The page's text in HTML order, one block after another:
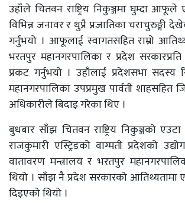
उहाँले चितवन राष्ट्रिय निकुञ्जमा घुम्दा आफूले
विभिन्न जनावर र थुप्रै प्रजातिका चराचुरुङ्गी
गर्नुभयो । आफूलाई स्वागतसहित राम्रो
भरतपुर महानगरपालिका र प्रदेश
प्रकट गर्नुभयो । उहाँलाई प्रदेशसभा सदस्य
महानगरपालिका उपप्रमुख पार्वती शाहसहित
अधिकारीले बिदाइ गरेका थिए ।
बुधबार साँझ चितवन राष्ट्रिय निकुञ्जको एउटा
राजकुमारी एस्ट्रिडको वाग्मती प्रदेशको
वातावरण मन्त्रालय र भरतपुर
थियो । साँझ नै प्रदेश सरकारको आतिथ्यतामा
दिइएको थियो ।